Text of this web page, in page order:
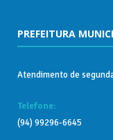
PREFEITURA
Atendimento de
Telefone:
(94) 99296-6645